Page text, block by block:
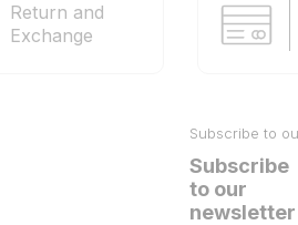
Return and
Exchange
Subscribe to
Subscribe
to our
newsletter